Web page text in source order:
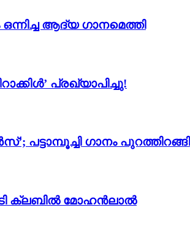
ആദ്യ ഗാനമെത്തി
പ്രഖ്യാപിച്ചു!
ഗാനം പുറത്തിറങ്ങി
ക്ലബിൽ മോഹൻലാൽ